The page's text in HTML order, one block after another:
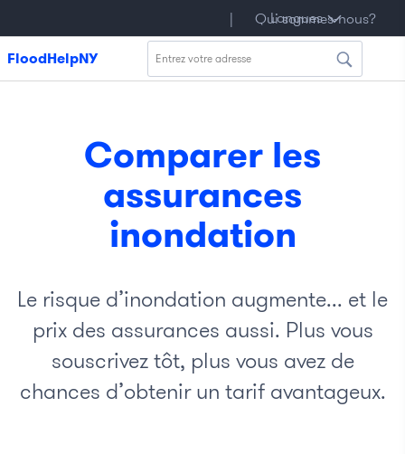
어
Français বাংলা |
sommes-
nous?
Langues
|
Qui sommes-nous?
FloodHelpNY
Comparer les
assurances
inondation
Le risque d’inondation augmente... et le
prix des assurances aussi. Plus vous
souscrivez tôt, plus vous avez de
chances d’obtenir un tarif avantageux.